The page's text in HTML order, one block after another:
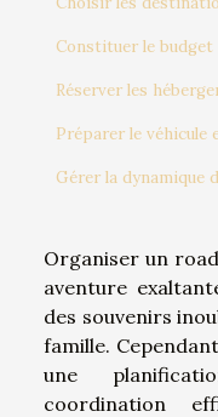
Constituer le budget
Réserver les
Préparer le véhicule
Gérer la dynamique
Organiser un
aventure
des souvenirs
famille.
une
coordination